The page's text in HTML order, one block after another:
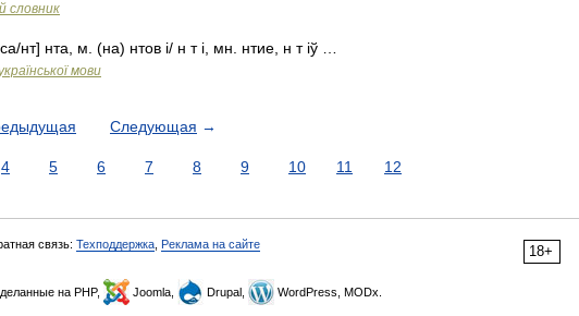
словник
нт] нта, м. (на) нтов і/ н т і, мн. нтие, н т іў …
мови
Следующая →
4 5 6 7 8 9 10 11 12
18+
связь: Техподдержка Реклама на сайте
на PHP, Joomla, Drupal, WordPress, MODx.